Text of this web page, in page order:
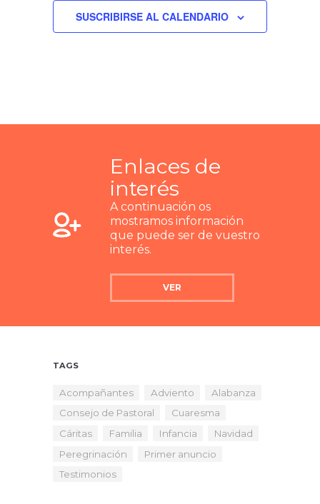
SUSCRIBIRSE AL CALENDARIO
Enlaces de
interés
A continuación os
mostramos información
que puede ser de vuestro
interés.
VER
TAGS
Acompañantes Adviento
Alabanza
Consejo de Pastoral
Cuaresma
Cáritas
Familia Infancia
Navidad
Peregrinación
Primer anuncio
Testimonios